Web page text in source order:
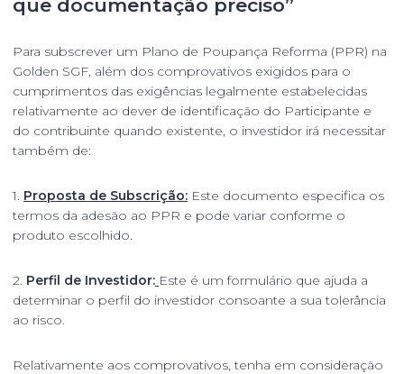
que documentação preciso”
Para subscrever um Plano de Poupança Reforma (PPR) na
Golden SGF, além dos comprovativos exigidos para o
cumprimentos das exigências legalmente estabelecidas
relativamente ao dever de identificação do Participante e
do contribuinte quando existente, o investidor irá necessitar
também de:
1. Proposta de Subscrição: Este documento especifica os
termos da adesão ao PPR e pode variar conforme o
produto escolhido.
2. Perfil de Investidor: Este é um formulário que ajuda a
determinar o perfil do investidor consoante a sua tolerância
ao risco.
Relativamente aos comprovativos, tenha em consideração